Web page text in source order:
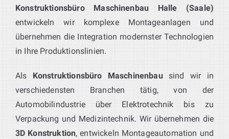
Konstruktionsbüro Maschinenbau Halle (Saale)
entwickeln wir komplexe Montageanlagen und
übernehmen die Integration modernster Technologien
in Ihre Produktionslinien.
Als Konstruktionsbüro Maschinenbau sind wir in
verschiedensten Branchen tätig, von der
Automobilindustrie über Elektrotechnik bis zu
Verpackung und Medizintechnik. Wir übernehmen die
3D Konstruktion, entwickeln Montageautomation und